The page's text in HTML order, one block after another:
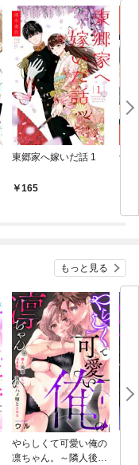
東郷家へ嫁いだ話 1
165
十
もっと見る
やらしくて可愛い俺の
凛ちゃん。～隣人後輩